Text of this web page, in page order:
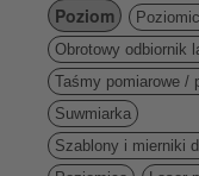
Poziom
Obrotowy odbiornik
Taśmy pomiarowe /
Suwmiarka
Szablony i mierniki